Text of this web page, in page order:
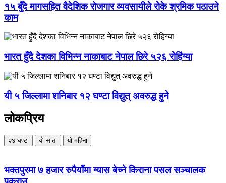
१५ बुँदे मागसहित वैदेशिक रोजगार व्यवसायीले रोके श्रमिक पठाउने
काम
भारत हुँदै देशका विभिन्न नाकाबाट नेपाल छिरे ५२६ रोहिंग्या
यी ५ जिल्लामा शनिबार १२ घण्टा विद्युत् अवरुद्ध हुने
लोकप्रिय
२४ घण्टा यो साता यो महिना
भक्तपुरमा ७ हजार रुपैयाँमा ग्यास बेच्ने किराना पसल सञ्चालक